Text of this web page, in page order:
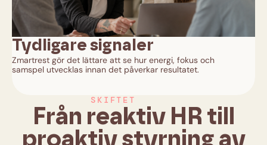
Tydligare signaler
Zmartrest gör det lättare att se hur energi, fokus och
samspel utvecklas innan det påverkar resultatet.
SKIFTET
Från reaktiv HR till
proaktiv styrning av